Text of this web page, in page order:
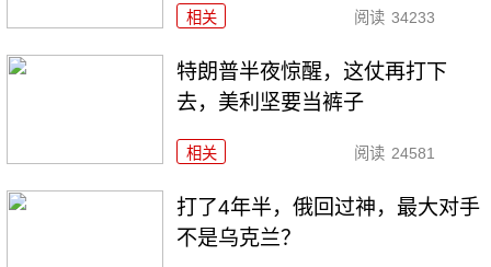
相关 阅读 34233
特朗普半夜惊醒，这仗再打下
去，美利坚要当裤子
相关 阅读 24581
打了4年半，俄回过神，最大对手
不是乌克兰？